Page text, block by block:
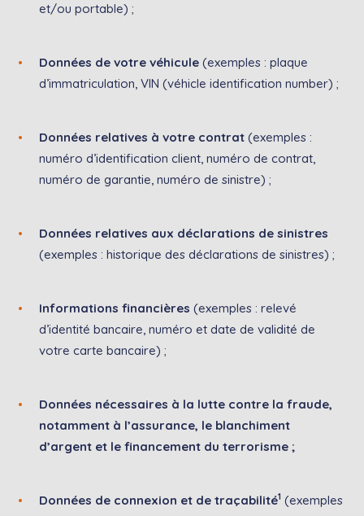
et/ou portable) ;
Données de votre véhicule(exemples : plaque
d’immatriculation, VIN (véhicle identification number) ;
Données relatives à votre contrat(exemples :
numéro d’identification client, numéro de contrat,
numéro de garantie, numéro de sinistre) ;
Données relatives aux déclarations de sinistres
(exemples : historique des déclarations de sinistres) ;
Informations financières(exemples : relevé
d’identité bancaire, numéro et date de validité de
votre carte bancaire) ;
Données nécessaires à la lutte contre la fraude,
notamment à l’assurance, le blanchiment
d’argent et le financement du terrorisme ;
Données de connexion et de traçabilité1 (exemples